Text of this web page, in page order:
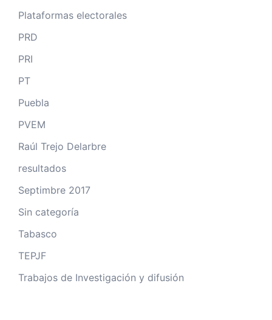
Plataformas electorales
PRD
PRI
PT
Puebla
PVEM
Raúl Trejo Delarbre
resultados
Septimbre 2017
Sin categoría
Tabasco
TEPJF
Trabajos de Investigación y difusión